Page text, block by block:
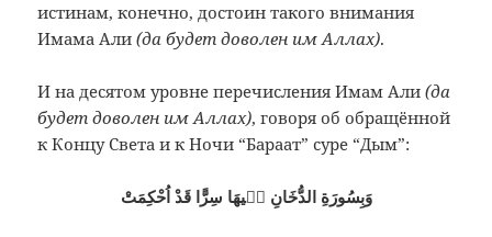
истинам, конечно, достоин такого внимания
Имама Али(да будет доволен им Аллах).
И на десятом уровне перечисления Имам Али(да
будет доволен им Аллах), говоря об обращённой
к Концу Света и к Ночи “Бараат” суре “Дым”:
وَبِسُورَةِ الدُّخَانِ فٖيهَا سِرًّا قَدْ اُحْكِمَتْ